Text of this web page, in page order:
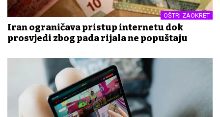
OŠTRI ZAOKRET
Iran ograničava pristup internetu dok
prosvjedi zbog pada rijala ne popuštaju